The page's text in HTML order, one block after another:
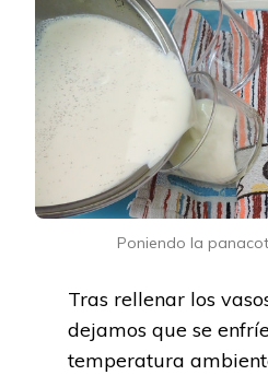
Poniendo la
Tras rellenar los
dejamos que se
temperatura